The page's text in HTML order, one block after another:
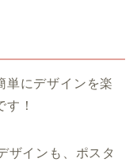
単にデザインを楽
！
ザインも、ポスタ